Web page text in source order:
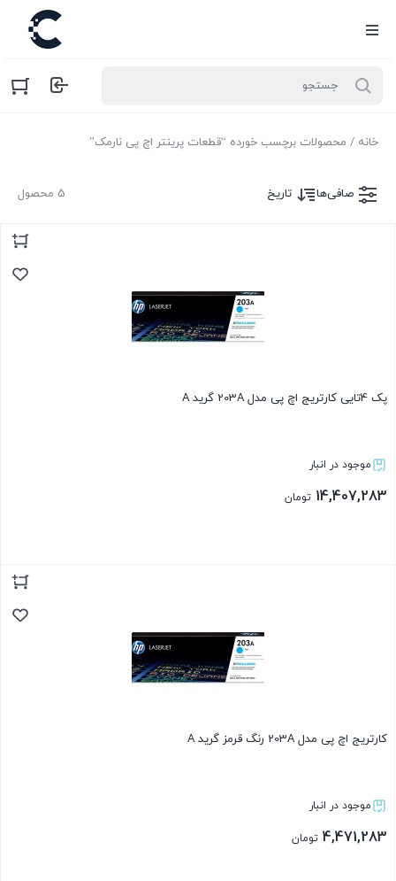
خانه / محصولات برچسب خورده “قطعات پرینتر اچ پی نارمک”
5 محصول صافی‌ها تاریخ
پک 4تایی کارتریج اچ پی مدل 203A گرید A
موجود در انبار
14,407,283 تومان
کارتریج اچ پی مدل 203A رنگ قرمز گرید A
موجود در انبار
4,471,283 تومان